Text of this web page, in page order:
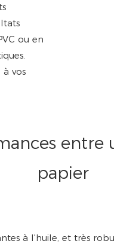
ou en
vos
entre
papier
à l'huile, et très